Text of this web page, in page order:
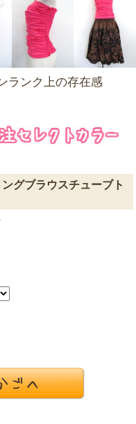
ランク上の存在感
グブラウスチューブト